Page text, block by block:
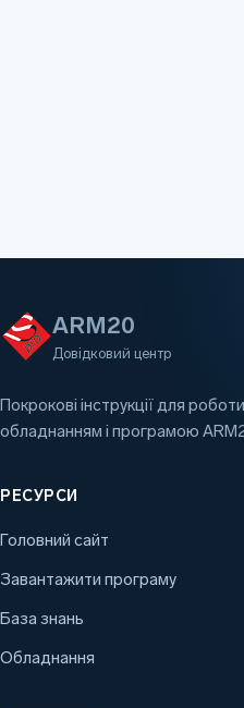
ARM20
Довідковий центр
Покрокові інструкції для
обладнанням і програмою
РЕСУРСИ
Головний сайт
Завантажити програму
База знань
Обладнання